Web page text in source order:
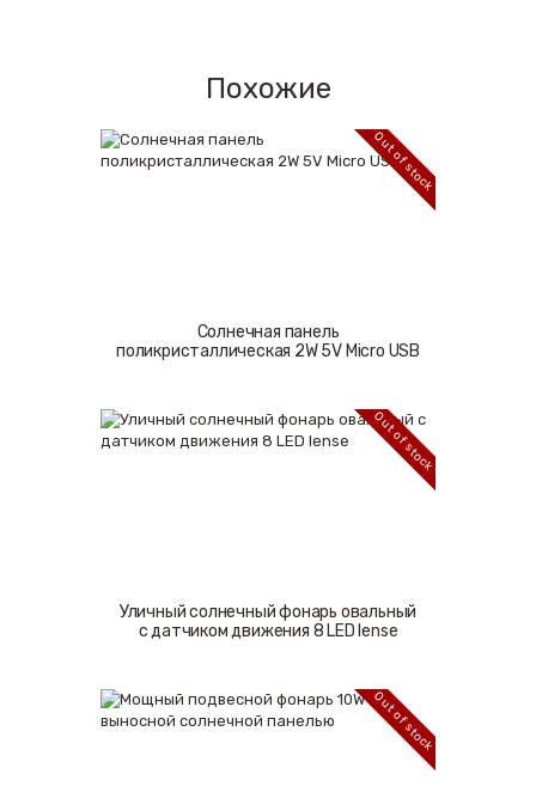
Похожие
Out of stock
Солнечная панель
поликристаллическая 2W 5V Micro USB
Out of stock
Уличный солнечный фонарь овальный
с датчиком движения 8 LED lense
Out of stock